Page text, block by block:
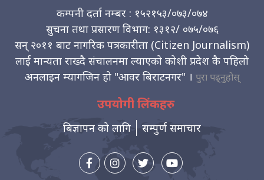
कम्पनी दर्ता नम्बर : १५२१५३/०७३/०७४
सुचना तथा प्रसारण विभाग: १३१२/ ०७५/०७६
सन् २०११ बाट नागरिक पत्रकारीता (Citizen Journalism)
लाई मान्यता राख्दै संचालनमा ल्याएको कोशी प्रदेश कै पहिलो
अनलाइन म्यागजिन हो "आवर बिराटनगर" । पुरा पढ्नुहोस्
उपयोगी लिंकहरु
बिज्ञापन को लागि सम्पुर्ण समाचार